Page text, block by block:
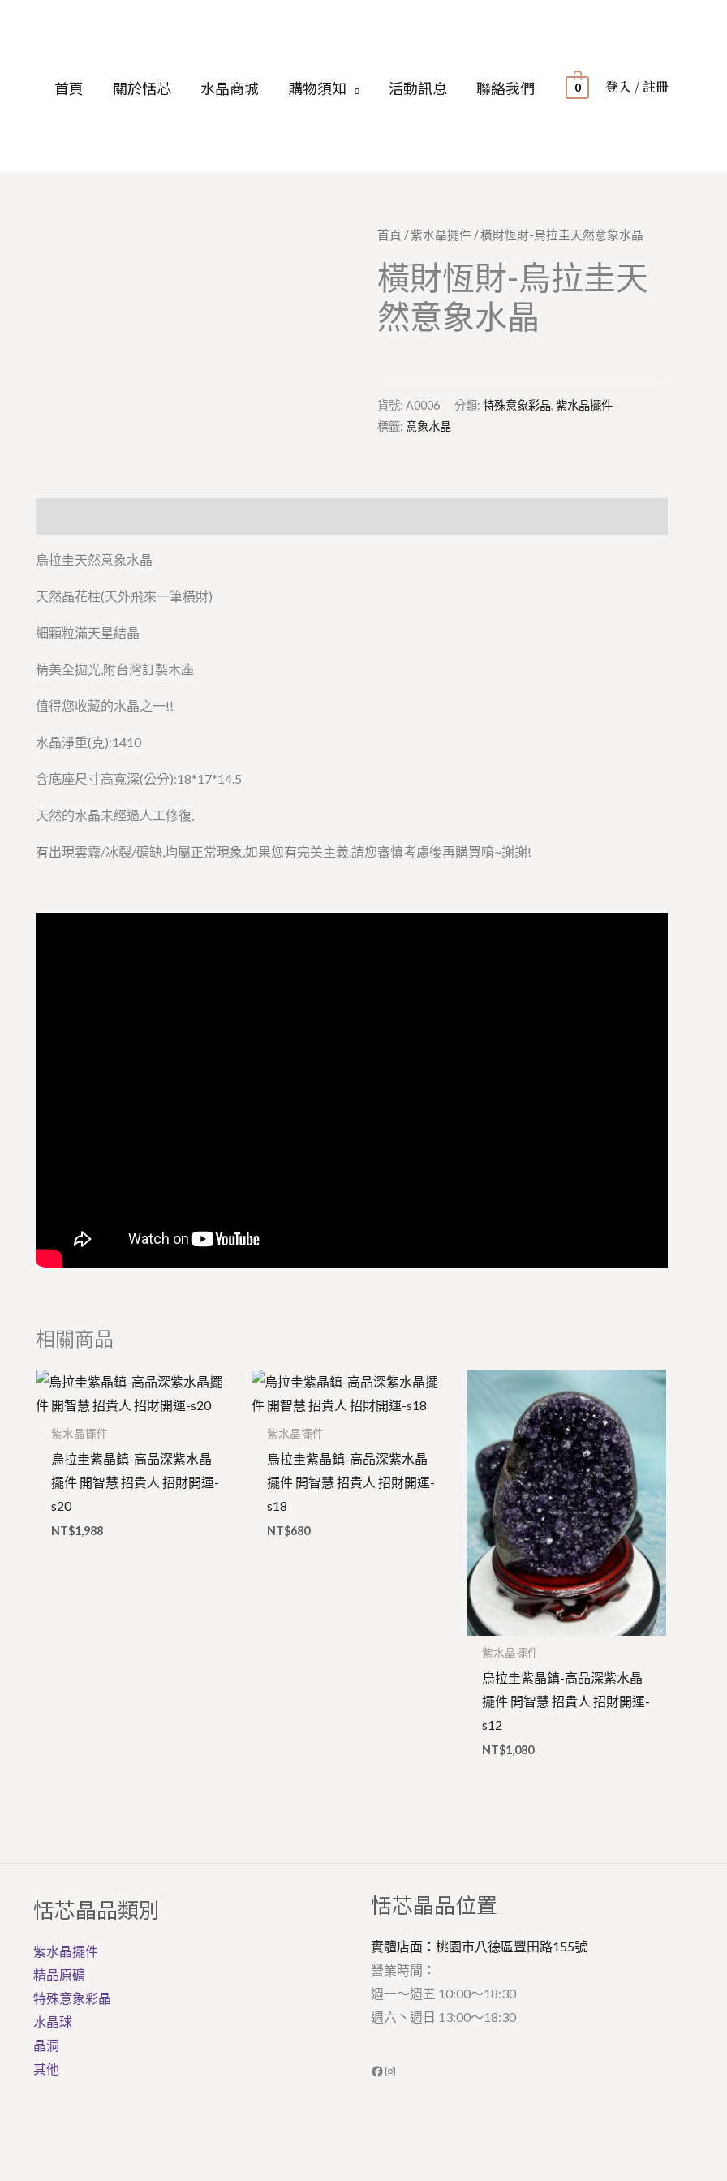
首頁 關於恬芯 水晶商城 購物須知 活動訊息 聯絡我們 0 登入 / 註冊
首頁 /紫水晶擺件 / 橫財恆財-烏拉圭天然意象水晶
橫財恆財-烏拉圭天
然意象水晶
貨號: A0006 分類: 特殊意象彩晶, 紫水晶擺件
標籤: 意象水晶
烏拉圭天然意象水晶
天然晶花柱(天外飛來一筆橫財)
細顆粒滿天星結晶
精美全拋光,附台灣訂製木座
值得您收藏的水晶之一!!
水晶淨重(克):1410
含底座尺寸高寬深(公分):18*17*14.5
天然的水晶未經過人工修復,
有出現雲霧/冰裂/礦缺,均屬正常現象,如果您有完美主義,請您審慎考慮後再購買唷~謝謝!
相關商品
紫水晶擺件
烏拉圭紫晶鎮-高品深紫水晶
擺件 開智慧 招貴人 招財開運-
s20
NT$1,988
紫水晶擺件
烏拉圭紫晶鎮-高品深紫水晶
擺件 開智慧 招貴人 招財開運-
s18
NT$680
紫水晶擺件
烏拉圭紫晶鎮-高品深紫水晶
擺件 開智慧 招貴人 招財開運-
s12
NT$1,080
恬芯晶品類別
紫水晶擺件
精品原礦
特殊意象彩晶
水晶球
晶洞
其他
恬芯晶品位置
實體店面：桃園市八德區豐田路155號
營業時間：
週一～週五 10:00～18:30
週六丶週日 13:00～18:30